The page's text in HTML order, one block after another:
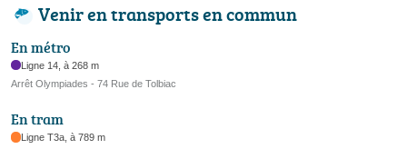
Venir en transports en commun
En métro
Ligne 14, à 268 m
Arrêt Olympiades - 74 Rue de Tolbiac
En tram
Ligne T3a, à 789 m